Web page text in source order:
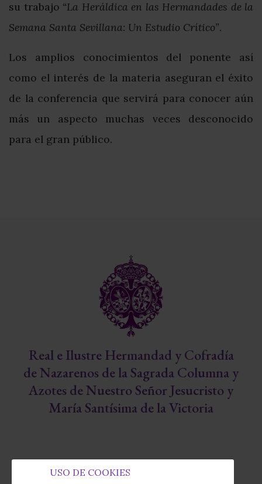
su trabajo “La Heráldica en las Hermandades de la
Semana Santa Sevillana: Un Estudio Crítico”.
Los amplios conocimientos del ponente así
como el interés de la materia aseguran el éxito
de la conferencia que servirá para conocer aún
más un aspecto muchas veces desconocido
para el gran público.
Real e Ilustre Hermandad y Cofradía
de Nazarenos de la Sagrada Columna y
Azotes de Nuestro Señor Jesucristo y
María Santísima de la Victoria
USO DE COOKIES